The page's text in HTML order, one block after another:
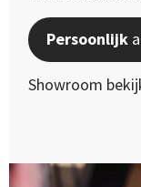
Persoonlijk
Showroom